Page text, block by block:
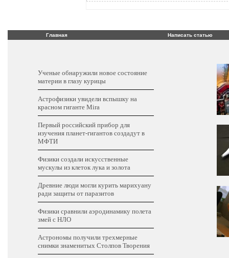
Главная Написать статью
Ученые обнаружили новое состояние
материи в глазу курицы
Астрофизики увидели вспышку на
красном гиганте Mira
Первый российский прибор для
изучения планет-гигантов создадут в
МФТИ
Физики создали искусственные
мускулы из клеток лука и золота
Древние люди могли курить марихуану
ради защиты от паразитов
Физики сравнили аэродинамику полета
змей с НЛО
Астрономы получили трехмерные
снимки знаменитых Столпов Творения